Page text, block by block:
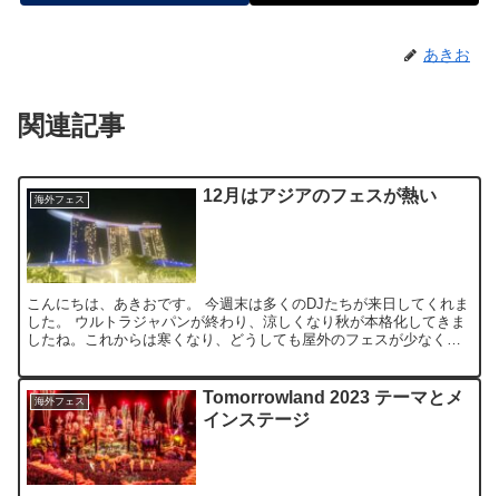
あきお
関連記事
海外フェス 12月はアジアのフェスが熱い
こんにちは、あきおです。 今週末は多くのDJたちが来日してくれま
した。 ウルトラジャパンが終わり、涼しくなり秋が本格化してきま
したね。これからは寒くなり、どうしても屋外のフェスが少なくな
海外フェス
Tomorrowland 2023 テーマとメ
インステージ